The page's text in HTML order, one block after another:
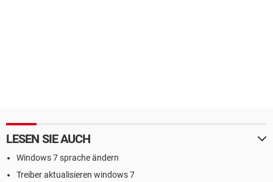
LESEN SIE AUCH
Windows 7 sprache ändern
Treiber aktualisieren windows 7